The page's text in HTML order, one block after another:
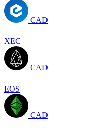
CAD
XEC
CAD
EOS
CAD